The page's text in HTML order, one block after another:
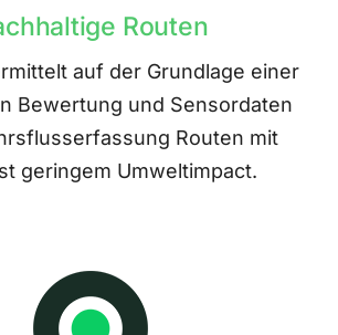
Routen
auf der Grundlage einer
Bewertung und Sensordaten
Routen mit
geringem Umweltimpact.